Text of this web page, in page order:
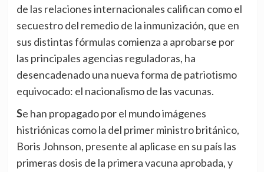
de las relaciones internacionales califican como el
secuestro del remedio de la inmunización, que en
sus distintas fórmulas comienza a aprobarse por
las principales agencias reguladoras, ha
desencadenado una nueva forma de patriotismo
equivocado: el nacionalismo de las vacunas.
Se han propagado por el mundo imágenes
histriónicas como la del primer ministro británico,
Boris Johnson, presente al aplicase en su país las
primeras dosis de la primera vacuna aprobada, y